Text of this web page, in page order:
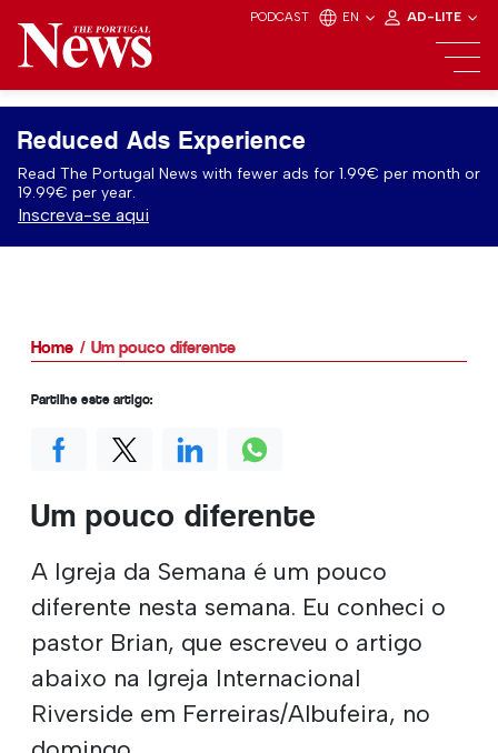
PODCAST EN AD-LITE
Reduced Ads Experience
Read The Portugal News with fewer ads for 1.99€ per month or
19.99€ per year.
Inscreva-se aqui
Home Um pouco diferente
Um pouco diferente
A Igreja da Semana é um pouco
diferente nesta semana. Eu conheci o
pastor Brian, que escreveu o artigo
abaixo na Igreja Internacional
Riverside em Ferreiras/Albufeira, no
Partilhe este artigo: